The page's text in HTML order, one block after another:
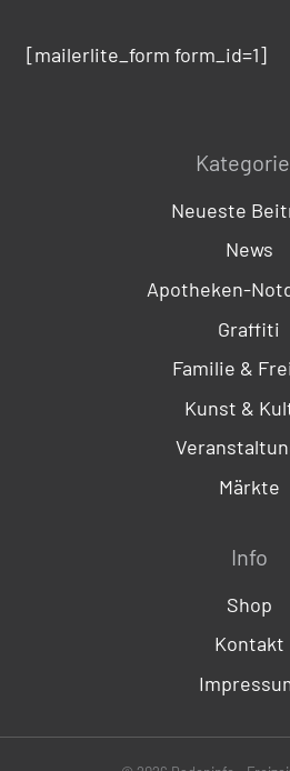
[mailerlite_form form_id=1]
Neueste
News
Apotheken-
Graffiti
Familie &
Kunst &
Märkte
Info
Shop
Kontakt